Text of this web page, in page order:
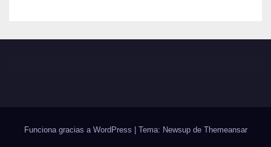
Funciona gracias a WordPress Tema: Newsup de Themeansar